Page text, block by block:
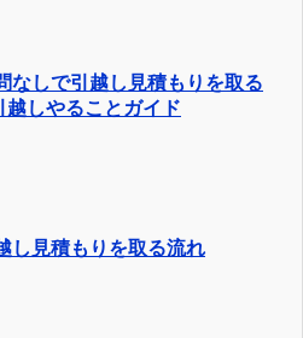
なしで引越し見積もりを取る
越しやることガイド
し見積もりを取る流れ